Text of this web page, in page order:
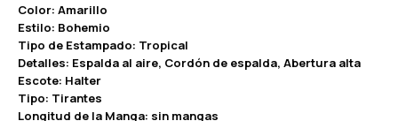
Color: Amarillo
Estilo: Bohemio
Tipo de Estampado: Tropical
Detalles: Espalda al aire, Cordón de espalda, Abertura alta
Escote: Halter
Tipo: Tirantes
Longitud de la Manga: sin mangas